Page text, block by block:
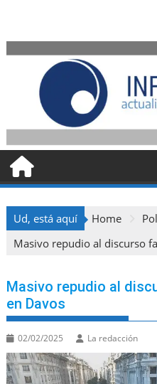
content
Ud, está aquí Home
Masivo repudio al discurso
Masivo repudio al
en Davos
02/02/2025 La redacción